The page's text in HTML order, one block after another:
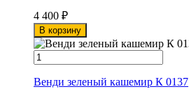
4 400 ₽
В корзину
Венди зеленый кашемир К 0137